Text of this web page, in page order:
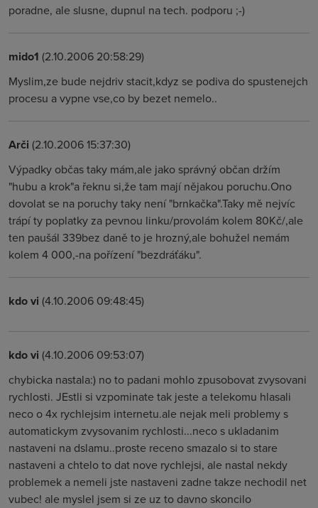
poradne, ale slusne, dupnul na tech. podporu ;-)
mido1 (2.10.2006 20:58:29)
Myslim,ze bude nejdriv stacit,kdyz se podiva do spustenejch
procesu a vypne vse,co by bezet nemelo..
Arči (2.10.2006 15:37:30)
Výpadky občas taky mám,ale jako správný občan držím
"hubu a krok"a řeknu si,že tam mají nějakou poruchu.Ono
dovolat se na poruchy taky není "brnkačka".Taky mě nejvíc
trápí ty poplatky za pevnou linku/provolám kolem 80Kč/,ale
ten paušál 339bez daně to je hrozný,ale bohužel nemám
kolem 4 000,-na pořízení "bezdráťáku".
kdo vi (4.10.2006 09:48:45)
kdo vi (4.10.2006 09:53:07)
chybicka nastala:) no to padani mohlo zpusobovat zvysovani
rychlosti. JEstli si vzpominate tak jeste a telekomu hlasali
neco o 4x rychlejsim internetu.ale nejak meli problemy s
automatickym zvysovanim rychlosti...neco s ukladanim
nastaveni na dslamu..proste receno smazalo si to stare
nastaveni a chtelo to dat nove rychlejsi, ale nastal nekdy
problemek a nemeli jste nastaveni zadne takze nechodil net
vubec! ale myslel jsem si ze uz to davno skoncilo